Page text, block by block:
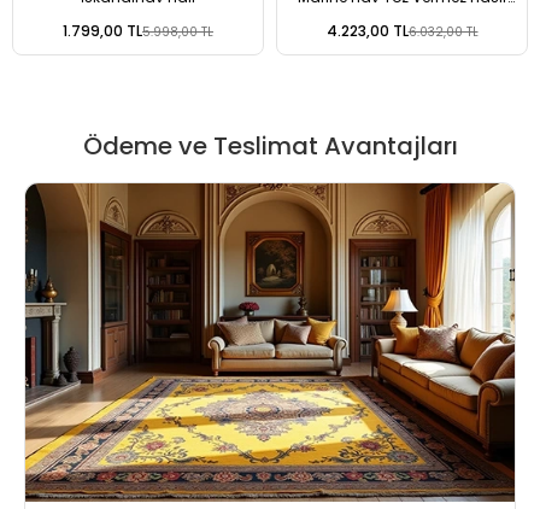
1.799,00 TL5.998,00 TL 4.223,00 TL6.032,00 TL
Ödeme ve Teslimat Avantajları